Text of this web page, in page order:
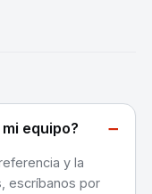
equipo? −
y la
escríbanos por